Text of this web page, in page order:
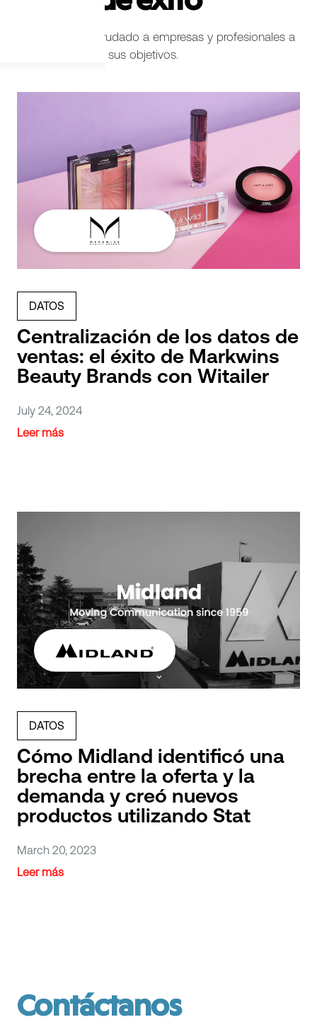
Cómo hemos ayudado a empresas y profesionales a
crecer y alcanzar sus objetivos.
DATOS
Centralización de los datos de
ventas: el éxito de Markwins
Beauty Brands con Witailer
July 24, 2024
Leer más
DATOS
Cómo Midland identificó una
brecha entre la oferta y la
demanda y creó nuevos
productos utilizando Stat
March 20, 2023
Leer más
Contáctanos